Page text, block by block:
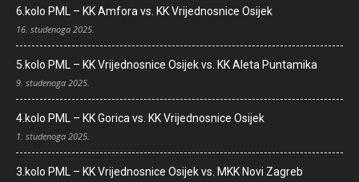
6.kolo PML – KK Amfora vs. KK Vrijednosnice Osijek
16. studenoga 2025.
5.kolo PML – KK Vrijednosnice Osijek vs. KK Aleta Puntamika
9. studenoga 2025.
4.kolo PML – KK Gorica vs. KK Vrijednosnice Osijek
1. studenoga 2025.
3.kolo PML – KK Vrijednosnice Osijek vs. MKK Novi Zagreb